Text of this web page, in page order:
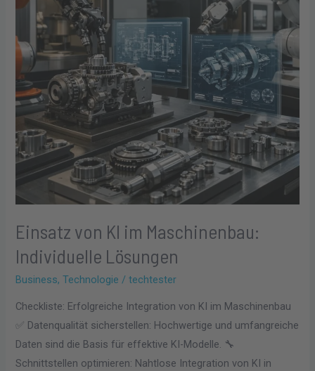
Einsatz von KI im Maschinenbau:
Individuelle Lösungen
Business,Technologie /techtester
Checkliste: Erfolgreiche Integration von KI im Maschinenbau
✅ Datenqualität sicherstellen: Hochwertige und umfangreiche
Daten sind die Basis für effektive KI-Modelle. 🔧
Schnittstellen optimieren: Nahtlose Integration von KI in
Maschinenbau:
Individuelle
Lösungen